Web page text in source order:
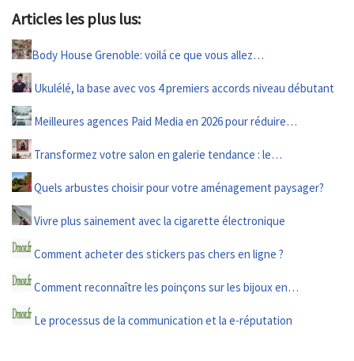
Articles les plus lus:
Body House Grenoble: voilá ce que vous allez…
Ukulélé, la base avec vos 4 premiers accords niveau débutant
Meilleures agences Paid Media en 2026 pour réduire…
Transformez votre salon en galerie tendance : le…
Quels arbustes choisir pour votre aménagement paysager?
Vivre plus sainement avec la cigarette électronique
Comment acheter des stickers pas chers en ligne ?
Comment reconnaître les poinçons sur les bijoux en…
Le processus de la communication et la e-réputation